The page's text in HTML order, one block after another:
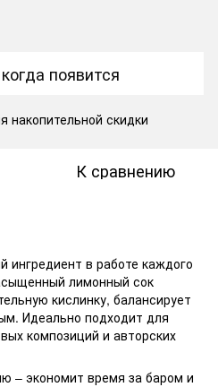
появится
накопительной скидки
К сравнению
ингредиент в работе каждого
лимонный сок
кислинку, балансирует
Идеально подходит для
композиций и авторских
– экономит время за баром и